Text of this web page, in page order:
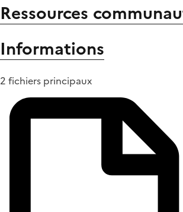
Ressources
Informations
2 fichiers principaux